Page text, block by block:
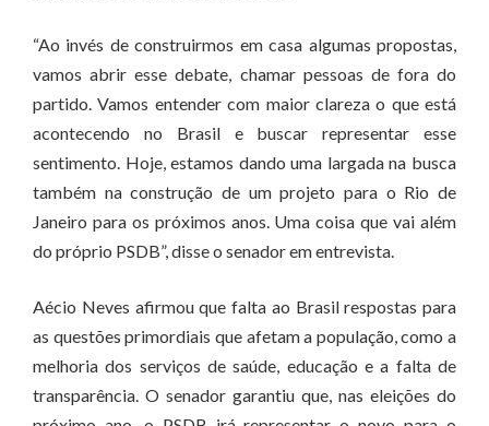
“Ao invés de construirmos em casa algumas propostas,
vamos abrir esse debate, chamar pessoas de fora do
partido. Vamos entender com maior clareza o que está
acontecendo no Brasil e buscar representar esse
sentimento. Hoje, estamos dando uma largada na busca
também na construção de um projeto para o Rio de
Janeiro para os próximos anos. Uma coisa que vai além
do próprio PSDB”, disse o senador em entrevista.
Aécio Neves afirmou que falta ao Brasil respostas para
as questões primordiais que afetam a população, como a
melhoria dos serviços de saúde, educação e a falta de
transparência. O senador garantiu que, nas eleições do